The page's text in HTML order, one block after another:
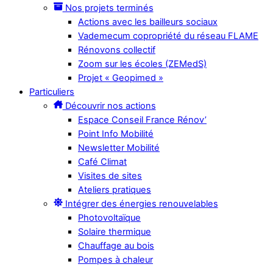
Nos projets terminés
Actions avec les bailleurs sociaux
Vademecum copropriété du réseau FLAME
Rénovons collectif
Zoom sur les écoles (ZEMedS)
Projet « Geopimed »
Particuliers
Découvrir nos actions
Espace Conseil France Rénov’
Point Info Mobilité
Newsletter Mobilité
Café Climat
Visites de sites
Ateliers pratiques
Intégrer des énergies renouvelables
Photovoltaïque
Solaire thermique
Chauffage au bois
Pompes à chaleur